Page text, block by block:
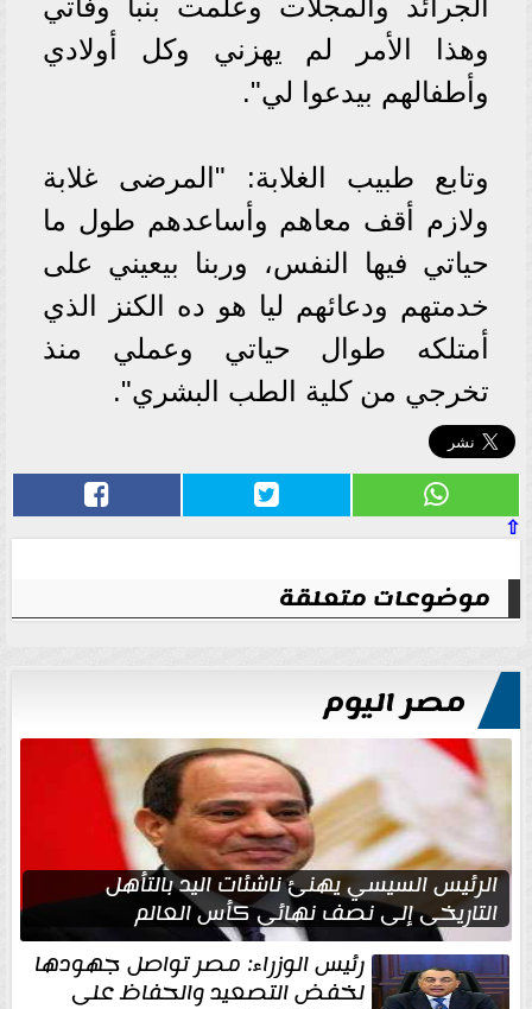
وهذا الأمر لم يهزني وكل أولادي
وأطفالهم بيدعوا لي".
وتابع طبيب الغلابة: "المرضى غلابة
ولازم أقف معاهم وأساعدهم طول ما
حياتي فيها النفس، وربنا بيعيني على
خدمتهم ودعائهم ليا هو ده الكنز الذي
أمتلكه طوال حياتي وعملي منذ
تخرجي من كلية الطب البشري".
⇧
موضوعات متعلقة
مصر اليوم
الرئيس السيسي يهنئ ناشئات اليد بالتأهل
التاريخي إلى نصف نهائي كأس العالم
رئيس الوزراء: مصر تواصل جهودها
لخفض التصعيد والحفاظ على